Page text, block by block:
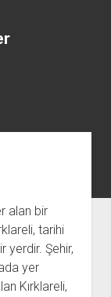
Ücretsiz
alan bir
tarihi
yerdir. Şehir,
yer
Kırklareli,